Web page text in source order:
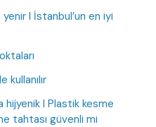
I İstanbul’un en iyi
hijyenik I Plastik kesme
tahtası güvenli mi